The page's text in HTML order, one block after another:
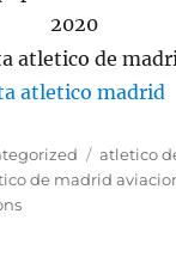
Etiquetas
atletico
de madrid